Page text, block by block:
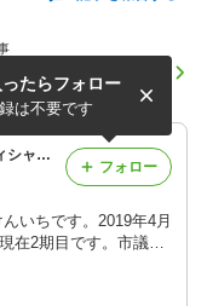
会 令和4年 第4回定
）
清瀬市議会議員 城野けんいち オフィシャルブログ
いちです。2019年4月
在2期目です。市議会
員としての活動を記録
たらフォロー
は不要です
フォロー